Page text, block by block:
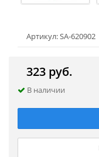
Артикул: SA-620902
323 руб.
В наличии